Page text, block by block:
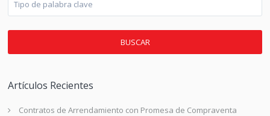
BUSCAR
Artículos Recientes
Contratos de Arrendamiento con Promesa de Compraventa